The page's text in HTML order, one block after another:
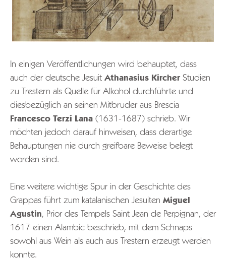
In einigen Veröffentlichungen wird behauptet, dass
auch der deutsche Jesuit Athanasius Kircher Studien
zu Trestern als Quelle für Alkohol durchführte und
diesbezüglich an seinen Mitbruder aus Brescia
Francesco Terzi Lana (1631-1687) schrieb. Wir
möchten jedoch darauf hinweisen, dass derartige
Behauptungen nie durch greifbare Beweise belegt
worden sind.
Eine weitere wichtige Spur in der Geschichte des
Grappas führt zum katalanischen JesuitenMiguel
Agustin, Prior des Tempels Saint Jean de Perpignan, der
1617 einen Alambic beschrieb, mit dem Schnaps
sowohl aus Wein als auch aus Trestern erzeugt werden
konnte.